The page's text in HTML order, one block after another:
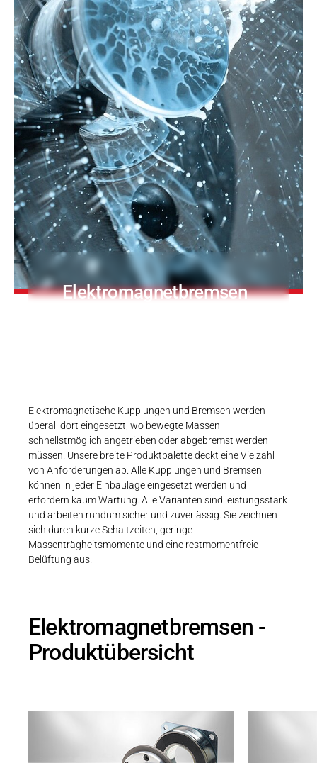
Elektromagnetbremsen
Elektromagnetische Kupplungen und Bremsen werden
überall dort eingesetzt, wo bewegte Massen
schnellstmöglich angetrieben oder abgebremst werden
müssen. Unsere breite Produktpalette deckt eine Vielzahl
von Anforderungen ab. Alle Kupplungen und Bremsen
können in jeder Einbaulage eingesetzt werden und
erfordern kaum Wartung. Alle Varianten sind leistungsstark
und arbeiten rundum sicher und zuverlässig. Sie zeichnen
sich durch kurze Schaltzeiten, geringe
Massenträgheitsmomente und eine restmomentfreie
Belüftung aus.
Elektromagnetbremsen -
Produktübersicht
PRODUKTFINDER
Bahntechnik
Schiffbau
Textilindustrie